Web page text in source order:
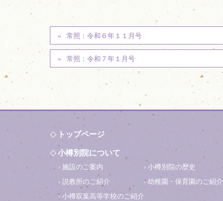
常照：令和６年１１月号
常照：令和７年１月号
トップページ
小樽別院について
施設のご案内
小樽別院の歴史
説教所のご紹介
幼稚園・保育園のご紹介
小樽双葉高等学校のご紹介